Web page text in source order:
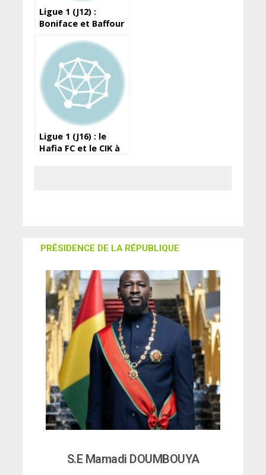
Ligue 1 (J12) :
Boniface et Baffour
devant les militaires
de l’ASFAG
Ligue 1 (J16) : le
Hafia FC et le CIK à
PRÉSIDENCE DE LA RÉPUBLIQUE
S.E Mamadi DOUMBOUYA